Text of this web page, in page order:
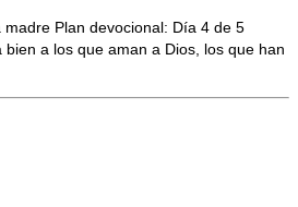
Plan devocional: Día 4 de 5
bien a los que aman a Dios, los que han